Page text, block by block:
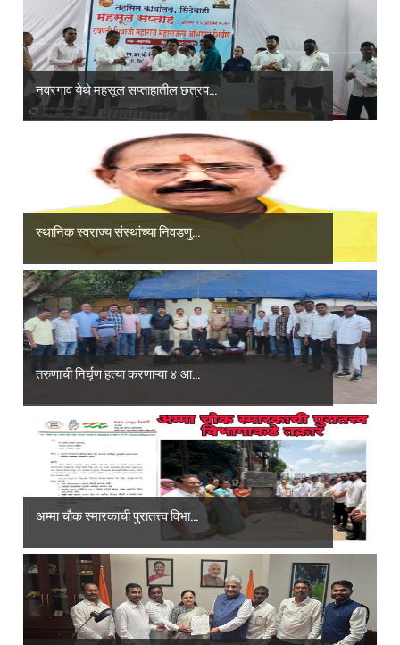
नवरगाव येथे महसूल सप्ताहातील छत्रप...
स्थानिक स्वराज्य संस्थांच्या निवडणु...
तरुणाची निर्घृण हत्या करणाऱ्या ४ आ...
अम्मा चौक स्मारकाची पुरातत्त्व विभा...